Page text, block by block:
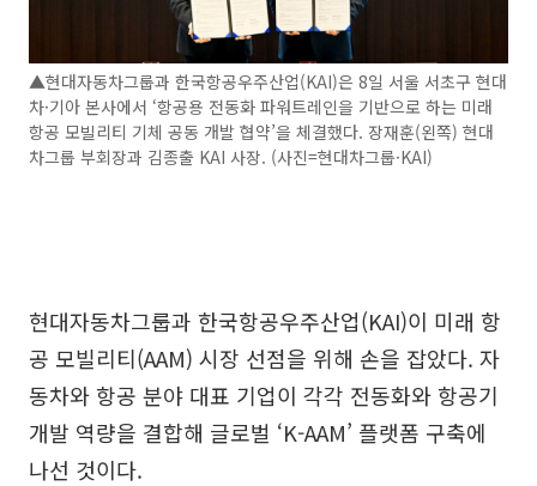
▲현대자동차그룹과 한국항공우주산업(KAI)은 8일 서울 서초구 현대
차·기아 본사에서 ‘항공용 전동화 파워트레인을 기반으로 하는 미래
항공 모빌리티 기체 공동 개발 협약’을 체결했다. 장재훈(왼쪽) 현대
차그룹 부회장과 김종출 KAI 사장. (사진=현대차그룹·KAI)
현대자동차그룹과 한국항공우주산업(KAI)이 미래 항
공 모빌리티(AAM) 시장 선점을 위해 손을 잡았다. 자
동차와 항공 분야 대표 기업이 각각 전동화와 항공기
개발 역량을 결합해 글로벌 ‘K-AAM’ 플랫폼 구축에
나선 것이다.